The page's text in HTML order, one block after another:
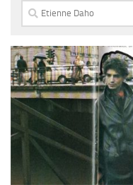
Rechercher :